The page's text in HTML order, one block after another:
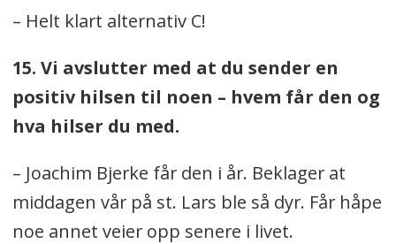
– Helt klart alternativ C!
15. Vi avslutter med at du sender en
positiv hilsen til noen – hvem får den og
hva hilser du med.
– Joachim Bjerke får den i år. Beklager at
middagen vår på st. Lars ble så dyr. Får håpe
noe annet veier opp senere i livet.